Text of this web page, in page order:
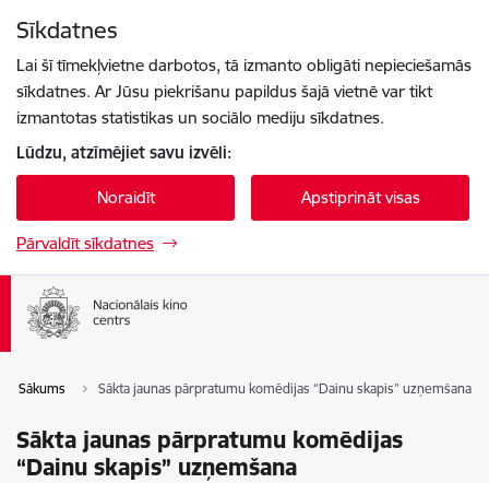
Sīkdatnes
Lai šī tīmekļvietne darbotos, tā izmanto obligāti nepieciešamās
sīkdatnes. Ar Jūsu piekrišanu papildus šajā vietnē var tikt
izmantotas statistikas un sociālo mediju sīkdatnes.
Lūdzu, atzīmējiet savu izvēli:
Noraidīt Apstiprināt visas
Pārvaldīt sīkdatnes
Sākums Sākta jaunas pārpratumu komēdijas “Dainu skapis” uzņemšana
Sākta jaunas pārpratumu komēdijas
“Dainu skapis” uzņemšana